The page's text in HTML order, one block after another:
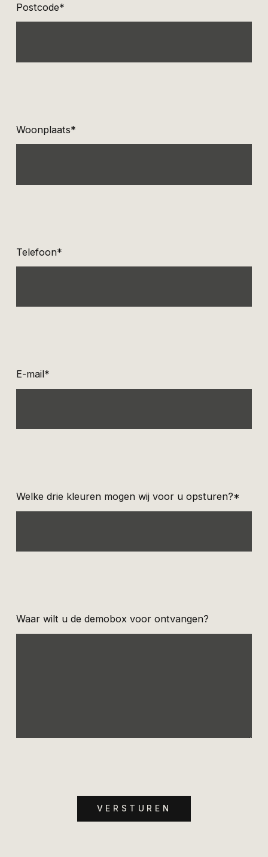
Postcode*
Woonplaats*
Telefoon*
E-mail*
Welke drie kleuren mogen wij voor u opsturen?*
Waar wilt u de demobox voor ontvangen?
VERSTUREN